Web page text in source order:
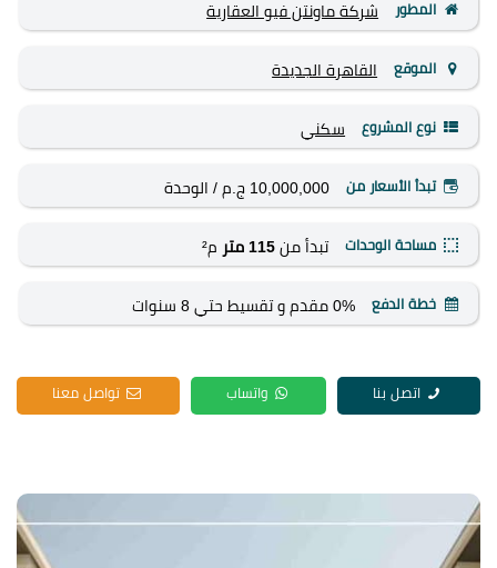
المطور شركة ماونتن فيو العقارية
الموقع القاهرة الجديدة
نوع المشروع سكني
تبدأ الأسعار من 10,000,000 ج.م / الوحدة
مساحة الوحدات تبدأ من 115 متر م²
خطة الدفع 0% مقدم و تقسيط حتي 8 سنوات
اتصل بنا واتساب تواصل معنا